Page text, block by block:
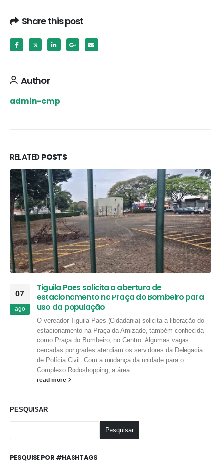
Share this post
Author
admin-cmp
RELATEDPOSTS
07
ago
Tiguila Paes solicita a abertura de
estacionamento na Praça do Bombeiro para
uso da população
O vereador Tiguila Paes (Cidadania) solicita a liberação do
estacionamento na Praça da Amizade, também conhecida
como Praça do Bombeiro, no Centro. Algumas vagas
cercadas por grades atendiam os servidores da Delegacia
de Polícia Civil. Com a mudança da unidade para o
Complexo Rodoshopping, a área...
read more
PESQUISAR
Pesquisar
PESQUISE POR #HASHTAGS